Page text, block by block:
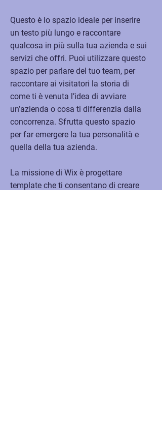
Questo è lo spazio ideale per inserire
un testo più lungo e raccontare
qualcosa in più sulla tua azienda e sui
servizi che offri. Puoi utilizzare questo
spazio per parlare del tuo team, per
raccontare ai visitatori la storia di
come ti è venuta l’idea di avviare
un’azienda o cosa ti differenzia dalla
concorrenza. Sfrutta questo spazio
per far emergere la tua personalità e
quella della tua azienda.
La missione di Wix è progettare
template che ti consentano di creare